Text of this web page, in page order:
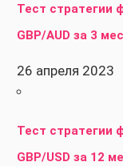
Тест стратегии
GBP/AUD за 3 мес
26 апреля 2023
Тест стратегии
GBP/USD за 12